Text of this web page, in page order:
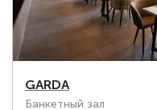
GARDA
Банкетный зал